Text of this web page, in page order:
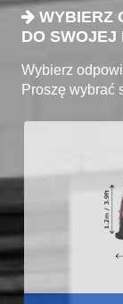
WYBIERZ
DO SWOJEJ
Wybierz
Proszę wybrać